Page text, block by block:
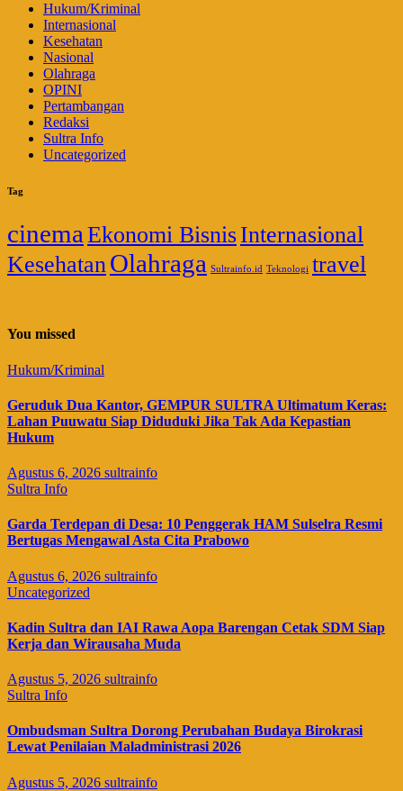
Hukum/Kriminal
Internasional
Kesehatan
Nasional
Olahraga
OPINI
Pertambangan
Redaksi
Sultra Info
Uncategorized
Tag
cinema Ekonomi BisnisInternasional
KesehatanOlahraga Sultrainfo.id Teknologi travel
You missed
Hukum/Kriminal
Geruduk Dua Kantor, GEMPUR SULTRA Ultimatum Keras:
Lahan Puuwatu Siap Diduduki Jika Tak Ada Kepastian
Hukum
Agustus 6, 2026 sultrainfo
Sultra Info
Garda Terdepan di Desa: 10 Penggerak HAM Sulselra Resmi
Bertugas Mengawal Asta Cita Prabowo
Agustus 6, 2026 sultrainfo
Uncategorized
Kadin Sultra dan IAI Rawa Aopa Barengan Cetak SDM Siap
Kerja dan Wirausaha Muda
Agustus 5, 2026 sultrainfo
Sultra Info
Ombudsman Sultra Dorong Perubahan Budaya Birokrasi
Lewat Penilaian Maladministrasi 2026
Agustus 5, 2026 sultrainfo